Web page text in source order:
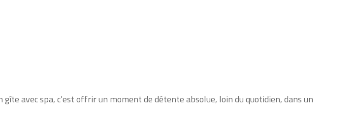
avec spa, c’est offrir un moment de détente absolue, loin du quotidien, dans un